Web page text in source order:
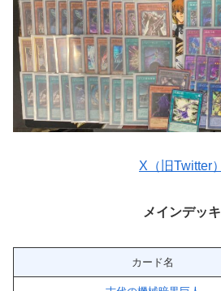
X（旧Twitter）
メインデッキ
カード名